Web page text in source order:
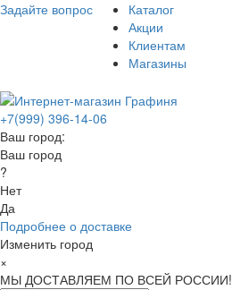
Задайте вопрос
Каталог
Акции
Клиентам
Магазины
+7(999) 396-14-06
Ваш город:
Ваш город
?
Нет
Да
Подробнее о доставке
Изменить город
×
МЫ ДОСТАВЛЯЕМ ПО ВСЕЙ РОССИИ!